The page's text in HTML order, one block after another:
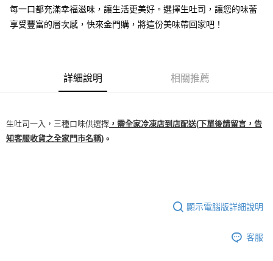
１．於結帳方式選擇「AFTEE先享後付」後，將跳轉至「AFTEE先享後付」
ATM／網路銀行／等多元方式進行付款，方視為交易完成。
※ 請注意：結帳手續完成當下不需立刻繳費，但若您需要取消訂單，請聯絡
購買商品的店家。未經商家同意取消之訂單仍視為有效，需透過AFTEE先享
是否繳費成功／繳費後需取消欲退款等相關疑問，請聯繫「AFTEE先享後付
客戶支援中心」https://netprotections.freshdesk.com/support/home
「AFTEE先享後付」，若未經同意申辦者引起之損失，本公司不負相關責
每筆NT$120
每一口都充滿幸福滋味，讓生活更美好。選擇生吐司，讓您的味蕾
享受豐富的層次感，快來金門購，將這份美味帶回家吧！
詳細說明 相關推薦
生吐司一入，三種口味供選擇 ，需全家冷凍店到店配送(下單後請留言，告
知客服收貨之全家門市名稱) 。
顯示電腦版詳細說明
客服